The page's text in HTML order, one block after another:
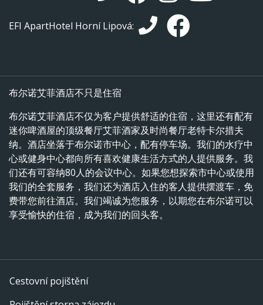
EFI ApartHotel Horní Lipová:
布尔诺艾菲酒店不只是住宿
布尔诺艾菲酒店不仅为客户提供舒适的住宿，这里还有配有
迷你啤酒屋的顶级餐厅艾菲酒家及时尚餐厅老特卡尔措夫
纳。酒店坐落于布尔诺市中心，配有停车场。我们的水疗中
心或健身中心都向所有喜欢健康生活方式的人提供服务。我
们还有可容纳80人的会议中心。如果您想探索市中心或使用
我们的全套服务，我们还为酒店入住的客人提供摆渡车，免
费带您前往酒店。我们竭诚为您服务，以期您在布尔诺可以
享受愉快的住宿，成为我们的回头客。
Cestovní pojištění